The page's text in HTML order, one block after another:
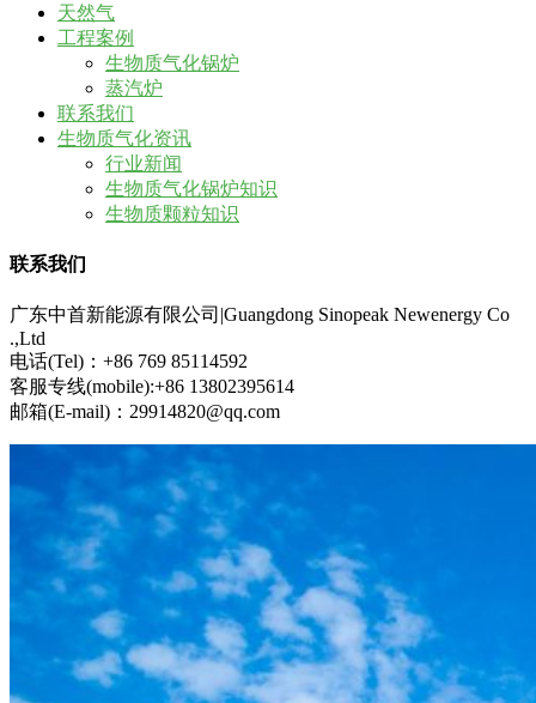
天然气
工程案例
生物质气化锅炉
蒸汽炉
联系我们
生物质气化资讯
行业新闻
生物质气化锅炉知识
生物质颗粒知识
联系我们
广东中首新能源有限公司|Guangdong Sinopeak Newenergy Co
.,Ltd
电话(Tel)：+86 769 85114592
客服专线(mobile):+86 13802395614
邮箱(E-mail)：29914820@qq.com